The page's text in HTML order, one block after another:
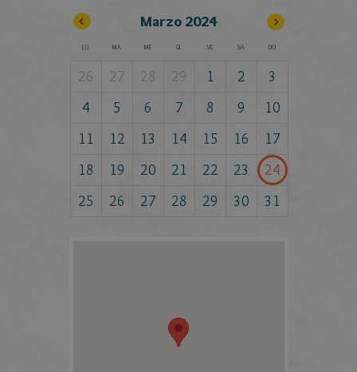
Marzo 2024
LU MA ME GI VE SA DO
26 27 28 29 1 2
3
4
5 6 7 8 9
10
11
12 13 14 15 16
17
18
19 20 21 22 23
24
25
26 27 28 29 30 31